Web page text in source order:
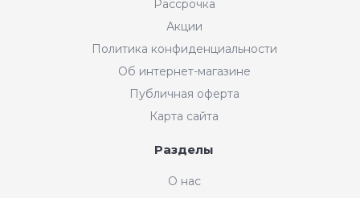
Рассрочка
Акции
Политика конфиденциальности
Об интернет-магазине
Публичная оферта
Карта сайта
Разделы
О нас